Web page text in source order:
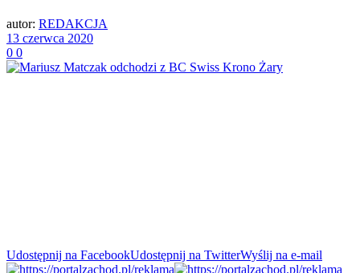
autor: REDAKCJA
13 czerwca 2020
0 0
Udostępnij na FacebookUdostępnij na TwitterWyślij na e-mail